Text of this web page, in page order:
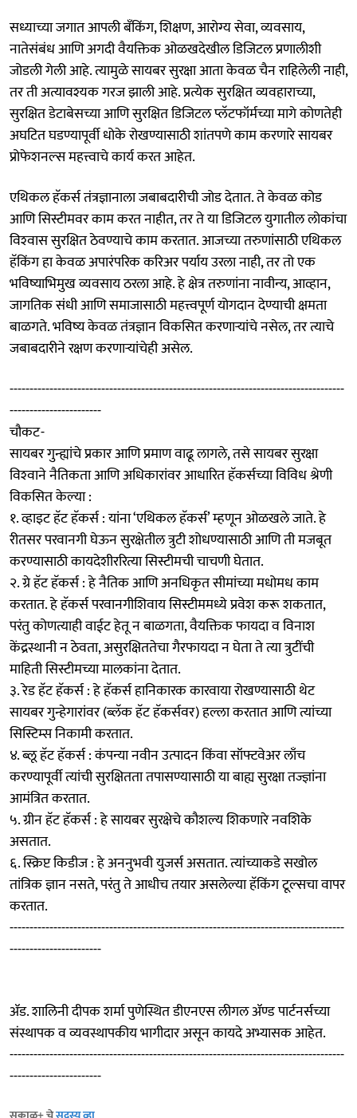
सध्याच्या जगात आपली बँकिंग, शिक्षण, आरोग्य सेवा, व्यवसाय,
नातेसंबंध आणि अगदी वैयक्तिक ओळखदेखील डिजिटल प्रणालीशी
जोडली गेली आहे. त्यामुळे सायबर सुरक्षा आता केवळ चैन राहिलेली नाही,
तर ती अत्यावश्यक गरज झाली आहे. प्रत्येक सुरक्षित व्यवहाराच्या,
सुरक्षित डेटाबेसच्या आणि सुरक्षित डिजिटल प्लॅटफॉर्मच्या मागे कोणतेही
अघटित घडण्यापूर्वी धोके रोखण्यासाठी शांतपणे काम करणारे सायबर
प्रोफेशनल्स महत्त्वाचे कार्य करत आहेत.
एथिकल हॅकर्स तंत्रज्ञानाला जबाबदारीची जोड देतात. ते केवळ कोड
आणि सिस्टीमवर काम करत नाहीत, तर ते या डिजिटल युगातील लोकांचा
विश्‍वास सुरक्षित ठेवण्याचे काम करतात. आजच्या तरुणांसाठी एथिकल
हॅकिंग हा केवळ अपारंपरिक करिअर पर्याय उरला नाही, तर तो एक
भविष्याभिमुख व्यवसाय ठरला आहे. हे क्षेत्र तरुणांना नावीन्य, आव्हान,
जागतिक संधी आणि समाजासाठी महत्त्वपूर्ण योगदान देण्याची क्षमता
बाळगते. भविष्य केवळ तंत्रज्ञान विकसित करणाऱ्यांचे नसेल, तर त्याचे
जबाबदारीने रक्षण करणाऱ्यांचेही असेल.
------------------------------------------------------------------------------------
-----------------------
चौकट-
सायबर गुन्ह्यांचे प्रकार आणि प्रमाण वाढू लागले, तसे सायबर सुरक्षा
विश्‍वाने नैतिकता आणि अधिकारांवर आधारित हॅकर्सच्या विविध श्रेणी
विकसित केल्या :
१. व्हाइट हॅट हॅकर्स : यांना ‘एथिकल हॅकर्स’ म्हणून ओळखले जाते. हे
रीतसर परवानगी घेऊन सुरक्षेतील त्रुटी शोधण्यासाठी आणि ती मजबूत
करण्यासाठी कायदेशीररित्या सिस्टीमची चाचणी घेतात.
२. ग्रे हॅट हॅकर्स : हे नैतिक आणि अनधिकृत सीमांच्या मधोमध काम
करतात. हे हॅकर्स परवानगीशिवाय सिस्टीममध्ये प्रवेश करू शकतात,
परंतु कोणत्याही वाईट हेतू न बाळगता, वैयक्तिक फायदा व विनाश
केंद्रस्थानी न ठेवता, असुरक्षिततेचा गैरफायदा न घेता ते त्या त्रुटींची
माहिती सिस्टीमच्या मालकांना देतात.
३. रेड हॅट हॅकर्स : हे हॅकर्स हानिकारक कारवाया रोखण्यासाठी थेट
सायबर गुन्हेगारांवर (ब्लॅक हॅट हॅकर्सवर) हल्ला करतात आणि त्यांच्या
सिस्टिम्स निकामी करतात.
४. ब्लू हॅट हॅकर्स : कंपन्या नवीन उत्पादन किंवा सॉफ्टवेअर लाँच
करण्यापूर्वी त्यांची सुरक्षितता तपासण्यासाठी या बाह्य सुरक्षा तज्ज्ञांना
आमंत्रित करतात.
५. ग्रीन हॅट हॅकर्स : हे सायबर सुरक्षेचे कौशल्य शिकणारे नवशिके
असतात.
६. स्क्रिप्ट किडीज : हे अननुभवी युजर्स असतात. त्यांच्याकडे सखोल
तांत्रिक ज्ञान नसते, परंतु ते आधीच तयार असलेल्या हॅकिंग टूल्सचा वापर
करतात.
------------------------------------------------------------------------------------
-----------------------
ॲड. शालिनी दीपक शर्मा पुणेस्थित डीएनएस लीगल ॲण्ड पार्टनर्सच्या
संस्थापक व व्यवस्थापकीय भागीदार असून कायदे अभ्यासक आहेत.
------------------------------------------------------------------------------------
-----------------------